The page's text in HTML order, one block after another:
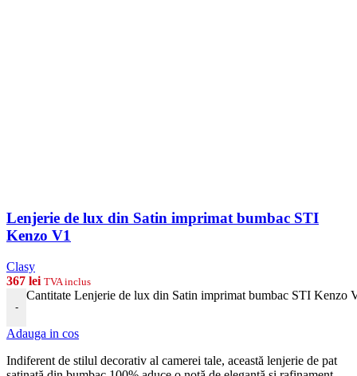
Lenjerie de lux din Satin imprimat bumbac STI
Kenzo V1
Clasy
367 lei TVA inclus
-
Cantitate Lenjerie de lux din Satin imprimat bumbac STI Kenzo
Adauga in cos
Indiferent de stilul decorativ al camerei tale, această lenjerie de pat